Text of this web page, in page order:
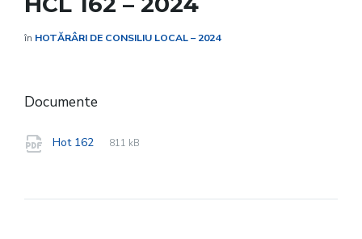
în HOTĂRÂRI DE CONSILIU LOCAL – 2024
Documente
Hot 162
File
pdf
File
811 kB